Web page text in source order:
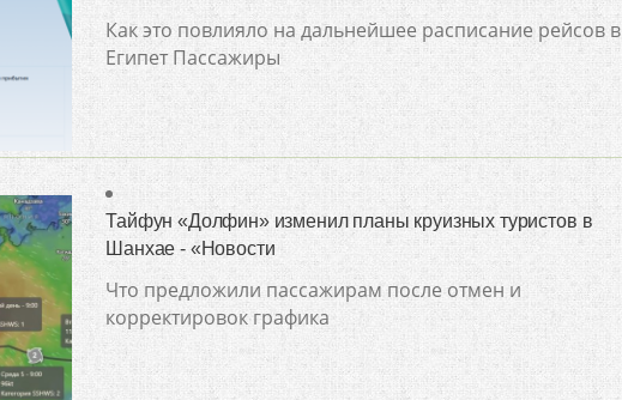
Как это повлияло на дальнейшее расписание рейсов в
Египет Пассажиры
Тайфун «Долфин» изменил планы круизных туристов в
Шанхае - «Новости
Что предложили пассажирам после отмен и
корректировок графика